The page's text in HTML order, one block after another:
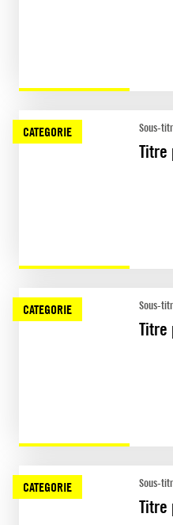
CATEGORIE Sous-
Titre
CATEGORIE Sous-
Titre
CATEGORIE Sous-
Titre